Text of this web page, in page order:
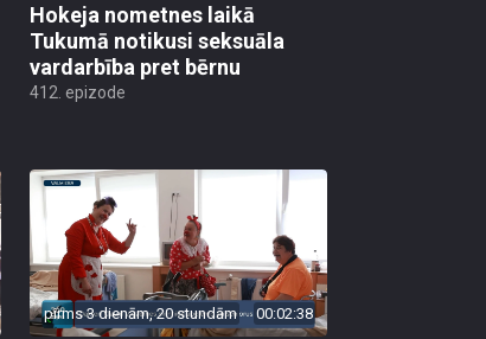
Hokeja nometnes laikā
Tukumā notikusi seksuāla
vardarbība pret bērnu
412. epizode
pirms 3 dienām, 20 stundām 00:02:38